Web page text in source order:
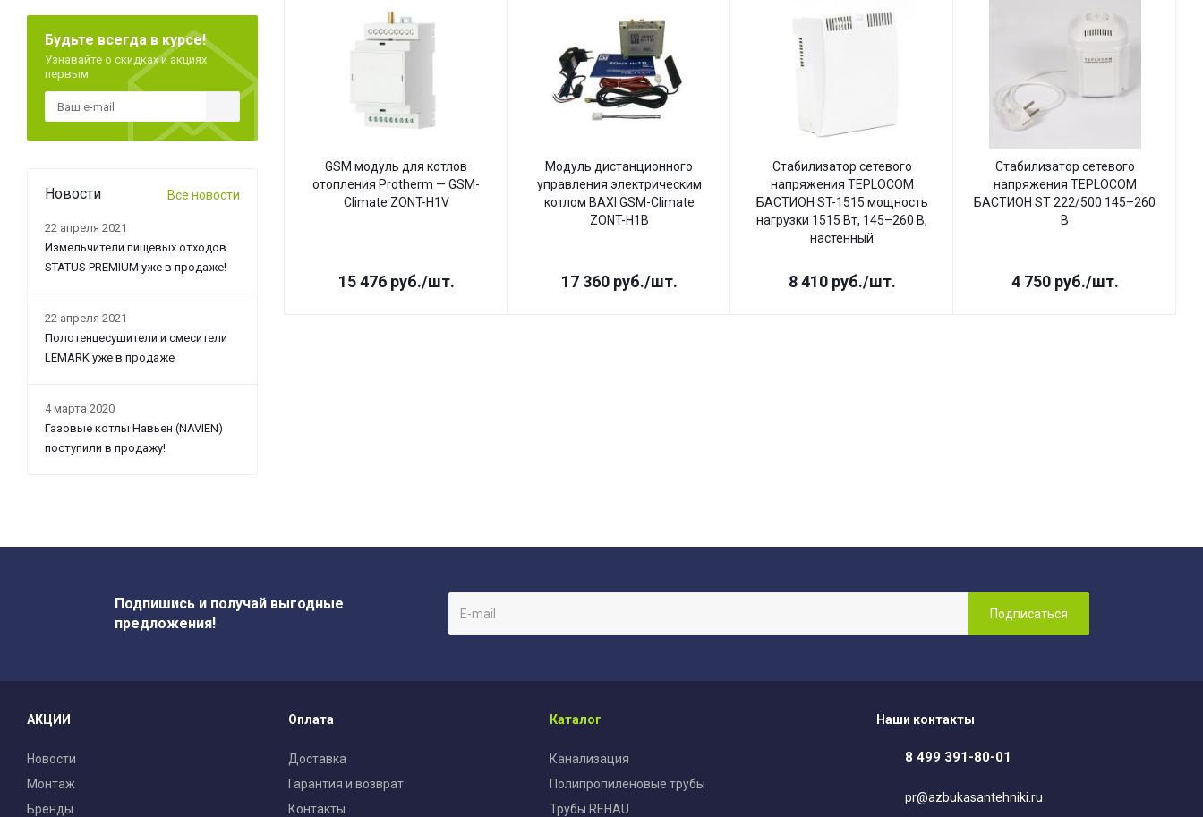
GSM модуль для котлов
отопления Protherm — GSM-
Climate ZONT-H1V
15 476руб./шт.
Модуль дистанционного
управления электрическим
котлом BAXI GSM-Climate
ZONT-H1B
17 360руб./шт.
Стабилизатор сетевого
напряжения TEPLOCOM
БАСТИОН ST-1515 мощность
нагрузки 1515 Вт, 145–260 В,
настенный
8 410руб./шт.
Стабилизатор сетевого
напряжения TEPLOCOM
БАСТИОН ST 222/500 145–260
В
4 750руб./шт.
Будьте всегда в курсе!
Узнавайте о скидках и акциях
первым
Новости Все новости
22 апреля 2021
Измельчители пищевых отходов
STATUS PREMIUM уже в продаже!
22 апреля 2021
Полотенцесушители и смесители
LEMARK уже в продаже
4 марта 2020
Газовые котлы Навьен (NAVIEN)
поступили в продажу!
Подпишись и получай выгодные
предложения!
АКЦИИ
Новости
Монтаж
Бренды
Оплата
Доставка
Гарантия и возврат
Контакты
Каталог
Канализация
Полипропиленовые трубы
Трубы REHAU
Наши контакты
8 499 391-80-01
pr@azbukasantehniki.ru